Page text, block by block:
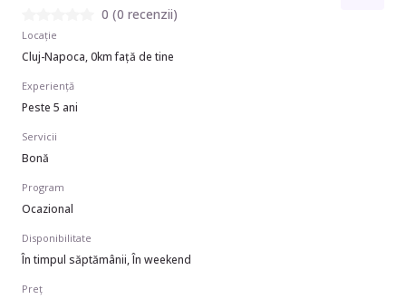
0 (0 recenzii)
Locație
Cluj-Napoca, 0km față de tine
Experiență
Peste 5 ani
Servicii
Bonă
Program
Ocazional
Disponibilitate
În timpul săptămânii, În weekend
Preț